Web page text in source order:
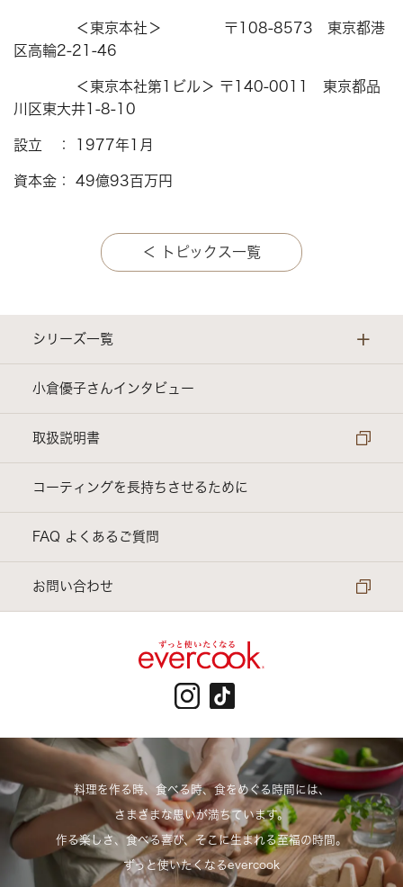
＜東京本社＞ 〒108-8573 東京都港
区高輪2-21-46
＜東京本社第1ビル＞ 〒140-0011 東京都品
川区東大井1-8-10
設立 ： 1977年1月
資本金： 49億93百万円
＜ トピックス一覧
シリーズ一覧 +
evercook ｜ スタンダードシリーズ
evercook α ｜ さらに長持ちシリーズ
evercook GREEN ｜ 環境にやさしいシリーズ
電子レンジ調理器具
アクセサリー他
小倉優子さんインタビュー
取扱説明書
コーティングを長持ちさせるために
FAQ よくあるご質問
お問い合わせ
料理を作る時、食べる時、食をめぐる時間には、
さまざまな思いが満ちています。
作る楽しさ、食べる喜び、そこに生まれる至福の時間。
ずっと使いたくなるevercook